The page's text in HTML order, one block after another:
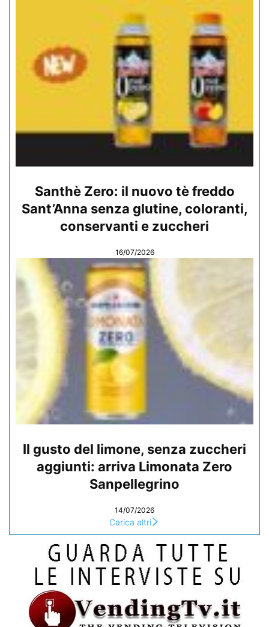
Santhè Zero: il nuovo tè freddo
Sant’Anna senza glutine, coloranti,
conservanti e zuccheri
16/07/2026
Il gusto del limone, senza zuccheri
aggiunti: arriva Limonata Zero
Sanpellegrino
14/07/2026
Carica altri